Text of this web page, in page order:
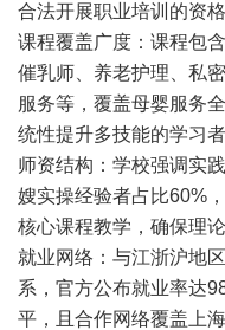
合法开展职业培训的资格
课程覆盖广度：课程包
催乳师、养老护理、私
服务等，覆盖母婴服务
统性提升多技能的学习者
师资结构：学校强调实
嫂实操经验者占比60%
核心课程教学，确保理
就业网络：与江浙沪地
系，官方公布就业率达
平，且合作网络覆盖上